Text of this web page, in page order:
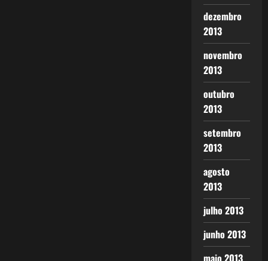
dezembro
2013
novembro
2013
outubro
2013
setembro
2013
agosto
2013
julho 2013
junho 2013
maio 2013